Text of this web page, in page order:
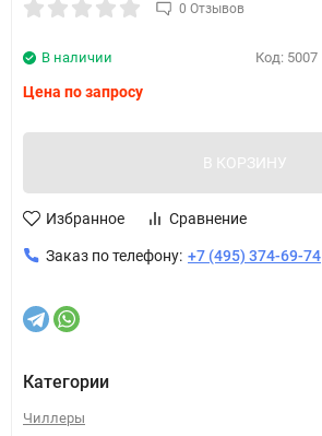
0 Отзывов
Код: 5007
В наличии
Цена по запросу
В КОРЗИНУ
Избранное Сравнение
Заказ по телефону: +7 (495) 374-69-74
Категории
Чиллеры